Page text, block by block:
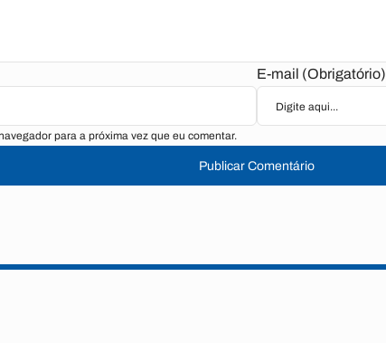
E-mail (Obrigatório)
para a próxima vez que eu comentar.
Publicar Comentário